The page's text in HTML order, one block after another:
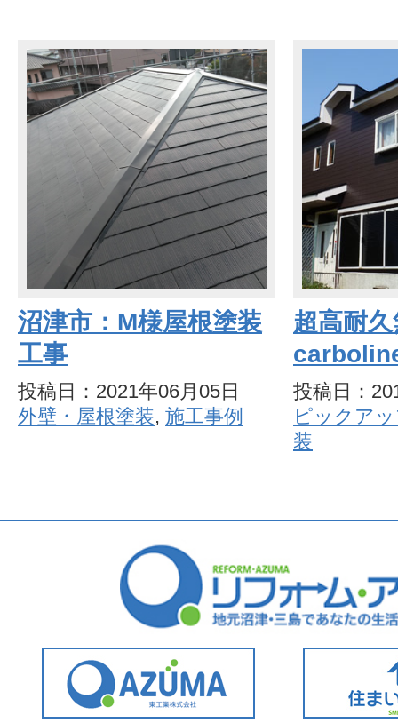
沼津市：M様屋根塗装
工事
投稿日：2021年06月05日
外壁・屋根塗装, 施工事例
超高耐
投稿日：
ピックア
装